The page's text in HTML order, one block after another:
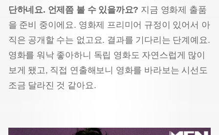
단하네요. 언제쯤 볼 수 있을까요? 지금 영화제 출품
을 준비 중이에요. 영화제 프리미어 규정이 있어서 아
직은 공개할 수는 없고요. 결과를 기다리는 단계예요.
영화를 워낙 좋아하니 독립 영화도 자연스럽게 많이
보게 됐고, 직접 연출해보니 영화를 바라보는 시선도
조금 달라진 것 같아요.